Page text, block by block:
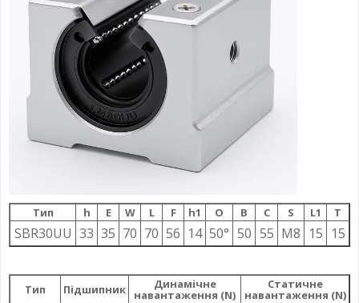
Тип h E W L F h1 О B C S L1 T
SBR30UU 33 35 70 70 56 14 50° 50 55 M8 15 15
Тип Підшипник Динамічне
навантаження (N)
Статичне
навантаження (N)